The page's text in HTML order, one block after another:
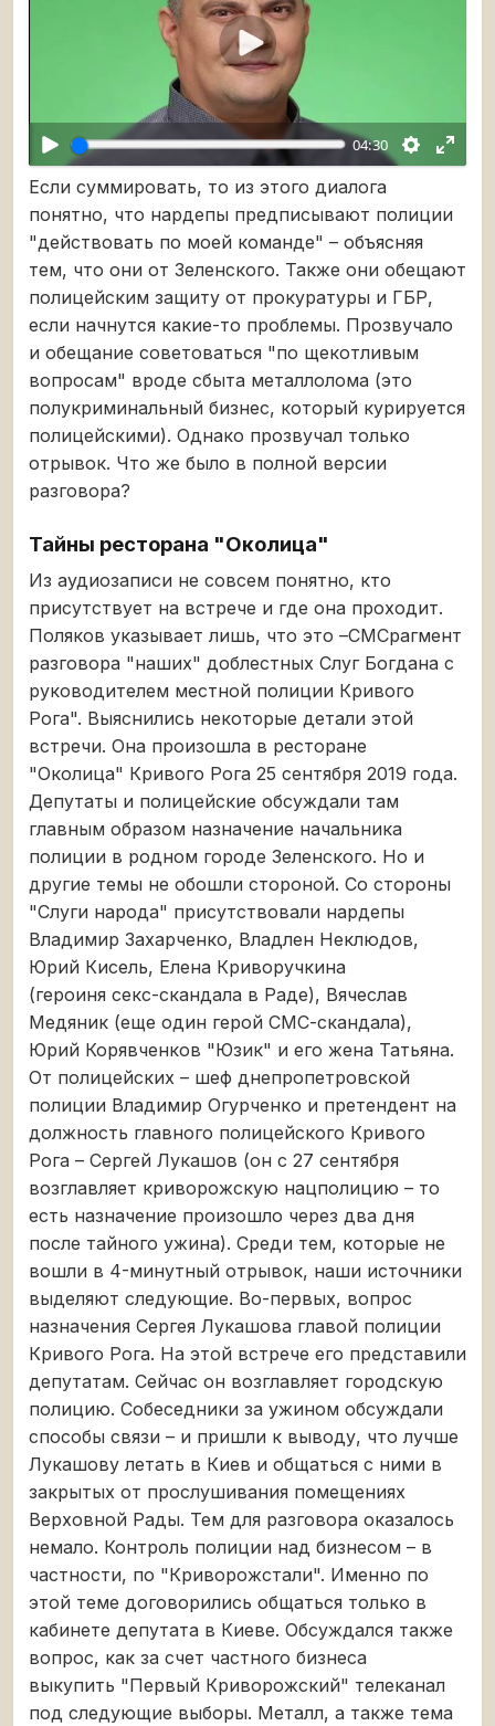
04:30
Воспроизвести
Если суммировать, то из этого диалога
понятно, что нардепы предписывают полиции
"действовать по моей команде" – объясняя
тем, что они от Зеленского. Также они обещают
полицейским защиту от прокуратуры и ГБР,
если начнутся какие-то проблемы. Прозвучало
и обещание советоваться "по щекотливым
вопросам" вроде сбыта металлолома (это
полукриминальный бизнес, который курируется
полицейскими). Однако прозвучал только
отрывок. Что же было в полной версии
разговора?
Тайны ресторана "Околица"
Из аудиозаписи не совсем понятно, кто
присутствует на встрече и где она проходит.
Поляков указывает лишь, что это –СМСрагмент
разговора "наших" доблестных Слуг Богдана с
руководителем местной полиции Кривого
Рога". Выяснились некоторые детали этой
встречи. Она произошла в ресторане
"Околица" Кривого Рога 25 сентября 2019 года.
Депутаты и полицейские обсуждали там
главным образом назначение начальника
полиции в родном городе Зеленского. Но и
другие темы не обошли стороной. Со стороны
"Слуги народа" присутствовали нардепы
Владимир Захарченко, Владлен Неклюдов,
Юрий Кисель, Елена Криворучкина
(героиня секс-скандала в Раде), Вячеслав
Медяник (еще один герой СМС-скандала),
Юрий Корявченков "Юзик" и его жена Татьяна.
От полицейских – шеф днепропетровской
полиции Владимир Огурченко и претендент на
должность главного полицейского Кривого
Рога – Сергей Лукашов (он с 27 сентября
возглавляет криворожскую нацполицию – то
есть назначение произошло через два дня
после тайного ужина). Среди тем, которые не
вошли в 4-минутный отрывок, наши источники
выделяют следующие. Во-первых, вопрос
назначения Сергея Лукашова главой полиции
Кривого Рога. На этой встрече его представили
депутатам. Сейчас он возглавляет городскую
полицию. Собеседники за ужином обсуждали
способы связи – и пришли к выводу, что лучше
Лукашову летать в Киев и общаться с ними в
закрытых от прослушивания помещениях
Верховной Рады. Тем для разговора оказалось
немало. Контроль полиции над бизнесом – в
частности, по "Криворожстали". Именно по
этой теме договорились общаться только в
кабинете депутата в Киеве. Обсуждался также
вопрос, как за счет частного бизнеса
выкупить "Первый Криворожский" телеканал
под следующие выборы. Металл, а также тема